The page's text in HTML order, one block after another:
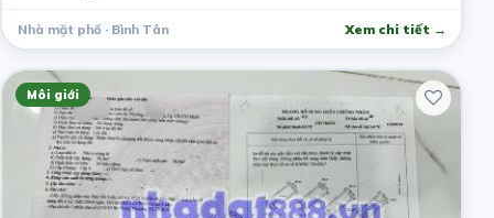
Nhà mặt phố · Bình Tân Xem chi tiết →
Môi giới